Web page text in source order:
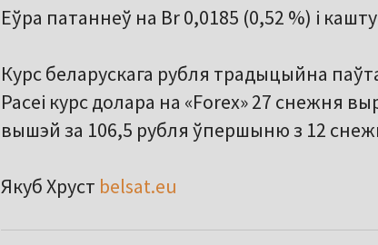
Еўра патаннеў на Br 0,0185 (0,52 %) і
Курс беларускага рубля традыцыйна
Расеі курс долара на «Forex» 27 снежня
вышэй за 106,5 рубля ўпершыню з 12
Якуб Хруст belsat.eu